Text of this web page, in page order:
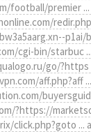
football/premier
p1ai/
cgi-bin/starbuc
go/?https
aff.php?aff
?https://
click.php?goto ...